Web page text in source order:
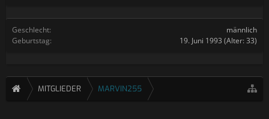
Geschlecht:
männlich
Geburtstag:
19. Juni 1993 (Alter: 33)
MITGLIEDER MARVIN255